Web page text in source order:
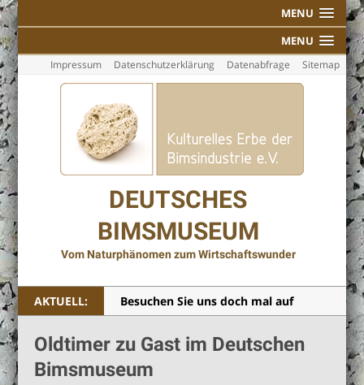
MENU
MENU
Impressum Datenschutzerklärung Datenabfrage Sitemap
DEUTSCHES
BIMSMUSEUM
Vom Naturphänomen zum Wirtschaftswunder
AKTUELL:
Individuelle Führungen
Oldtimer zu Gast im Deutschen
Bimsmuseum